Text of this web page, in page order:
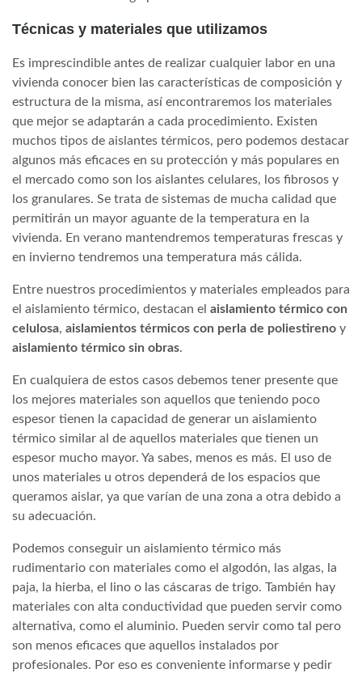
Técnicas y materiales que utilizamos
Es imprescindible antes de realizar cualquier labor en una
vivienda conocer bien las características de composición y
estructura de la misma, así encontraremos los materiales
que mejor se adaptarán a cada procedimiento. Existen
muchos tipos de aislantes térmicos, pero podemos destacar
algunos más eficaces en su protección y más populares en
el mercado como son los aislantes celulares, los fibrosos y
los granulares. Se trata de sistemas de mucha calidad que
permitirán un mayor aguante de la temperatura en la
vivienda. En verano mantendremos temperaturas frescas y
en invierno tendremos una temperatura más cálida.
Entre nuestros procedimientos y materiales empleados para
el aislamiento térmico, destacan el aislamiento térmico con
celulosa, aislamientos térmicos con perla de poliestireno y
aislamiento térmico sin obras.
En cualquiera de estos casos debemos tener presente que
los mejores materiales son aquellos que teniendo poco
espesor tienen la capacidad de generar un aislamiento
térmico similar al de aquellos materiales que tienen un
espesor mucho mayor. Ya sabes, menos es más. El uso de
unos materiales u otros dependerá de los espacios que
queramos aislar, ya que varían de una zona a otra debido a
su adecuación.
Podemos conseguir un aislamiento térmico más
rudimentario con materiales como el algodón, las algas, la
paja, la hierba, el lino o las cáscaras de trigo. También hay
materiales con alta conductividad que pueden servir como
alternativa, como el aluminio. Pueden servir como tal pero
son menos eficaces que aquellos instalados por
profesionales. Por eso es conveniente informarse y pedir